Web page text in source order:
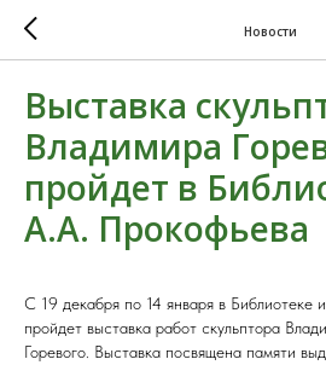
Новости
Выставка
Владимира
пройдет в
А.А. Прокофьева
С 19 декабря по 14 января в Библиотеке
пройдет выставка работ скульптора
Горевого. Выставка посвящена памяти